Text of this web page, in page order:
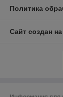
Политика
Сайт создан